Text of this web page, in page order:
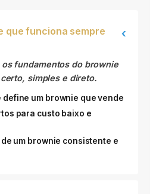
que funciona sempre ›
fundamentos do brownie
simples e direto.
define um brownie que vende
para custo baixo e
um brownie consistente e